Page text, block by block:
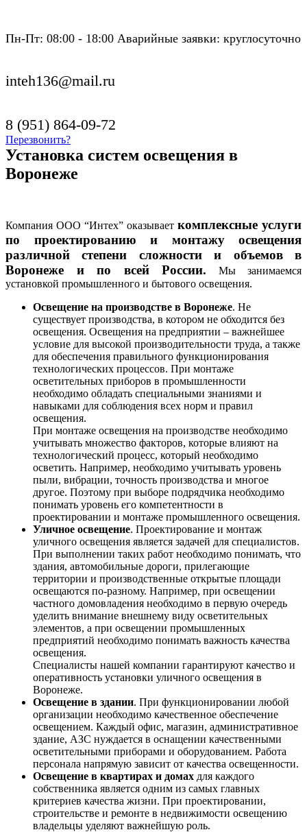
Пн-Пт: 08:00 - 18:00 Аварийные заявки: круглосуточно
inteh136@mail.ru
8 (951) 864-09-72
Перезвонить?
Установка систем освещения в
Воронеже
Компания ООО “Интех” оказывает комплексные услуги
по проектированию и монтажу освещения
различной степени сложности и объемов в
Воронеже и по всей России. Мы занимаемся
установкой промышленного и бытового освещения.
Освещение на производстве в Воронеже. Не
существует производства, в котором не обходится без
освещения. Освещения на предприятии – важнейшее
условие для высокой производительности труда, а также
для обеспечения правильного функционирования
технологических процессов. При монтаже
осветительных приборов в промышленности
необходимо обладать специальными знаниями и
навыками для соблюдения всех норм и правил
освещения.
При монтаже освещения на производстве необходимо
учитывать множество факторов, которые влияют на
технологический процесс, который необходимо
осветить. Например, необходимо учитывать уровень
пыли, вибрации, точность производства и многое
другое. Поэтому при выборе подрядчика необходимо
понимать уровень его компетентности в
проектировании и монтаже промышленного освещения.
Уличное освещение. Проектирование и монтаж
уличного освещения является задачей для специалистов.
При выполнении таких работ необходимо понимать, что
здания, автомобильные дороги, прилегающие
территории и производственные открытые площади
освещаются по-разному. Например, при освещении
частного домовладения необходимо в первую очередь
уделить внимание внешнему виду осветительных
элементов, а при освещении промышленных
предприятий необходимо понимать важность качества
освещения.
Специалисты нашей компании гарантируют качество и
оперативность установки уличного освещения в
Воронеже.
Освещение в здании. При функционировании любой
организации необходимо качественное обеспечение
освещением. Каждый офис, магазин, административное
здание, АЗС нуждается в оснащении качественными
осветительными приборами и оборудованием. Работа
персонала напрямую зависит от качества освещенности.
Освещение в квартирах и домах для каждого
собственника является одним из самых главных
критериев качества жизни. При проектировании,
строительстве и ремонте в недвижимости освещению
владельцы уделяют важнейшую роль.